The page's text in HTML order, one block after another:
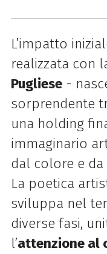
L’impatto
realizzata con
Pugliese-
sorprendente
una holding
immaginario
dal colore e da
La poetica
sviluppa nel
diverse fasi,
l’attenzione al